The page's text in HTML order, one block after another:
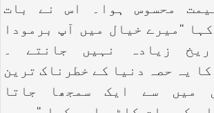
محسوس ہوا۔ اس نے بات
‘‘میرے خیال میں آپ برمودا
زیادہ نہیں جانتے ۔
یہ حصہ دنیا کے خطرناک ترین
میں سے ایک سمجھا جاتا